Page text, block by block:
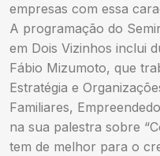
empresas com essa
A programação do
em Dois Vizinhos inclui
Fábio Mizumoto, que
Estratégia e
Familiares,
na sua palestra sobre
tem de melhor para o